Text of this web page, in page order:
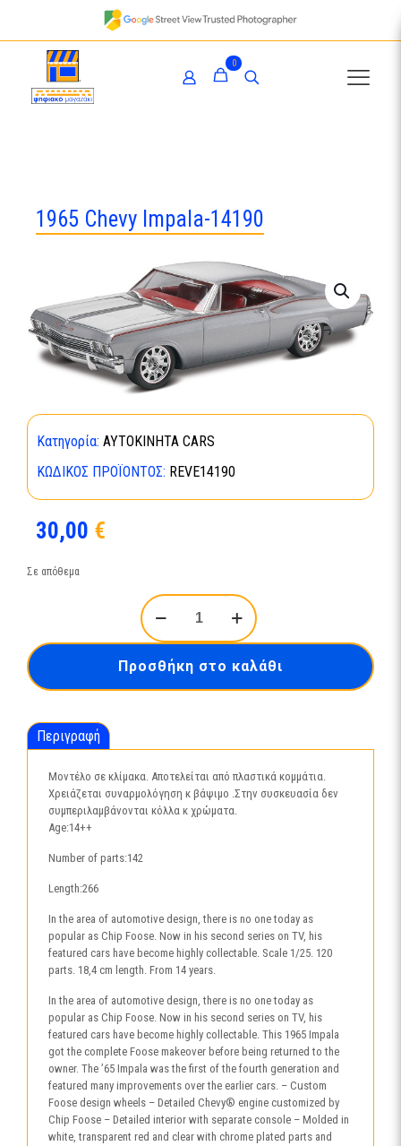
0
1965 Chevy Impala-14190
Κατηγορία: ΑΥΤΟΚΙΝΗΤΑ CARS
ΚΩΔΙΚΌΣ ΠΡΟΪΌΝΤΟΣ: REVE14190
30,00 €
Σε απόθεμα
1965
Chevy
Impala-
ποσότητα
Προσθήκη στο καλάθι
Περιγραφή
Μοντέλο σε κλίμακα. Αποτελείται από πλαστικά κομμάτια.
Χρειάζεται συναρμολόγηση κ βάψιμο .Στην συσκευασία δεν
συμπεριλαμβάνονται κόλλα κ χρώματα.
Age:14++
Number of parts:142
Length:266
In the area of automotive design, there is no one today as
popular as Chip Foose. Now in his second series on TV, his
featured cars have become highly collectable. Scale 1/25. 120
parts. 18,4 cm length. From 14 years.
In the area of automotive design, there is no one today as
popular as Chip Foose. Now in his second series on TV, his
featured cars have become highly collectable. This 1965 Impala
got the complete Foose makeover before being returned to the
owner. The ’65 Impala was the first of the fourth generation and
featured many improvements over the earlier cars. – Custom
Foose design wheels – Detailed Chevy® engine customized by
Chip Foose – Detailed interior with separate console – Molded in
white, transparent red and clear with chrome plated parts and